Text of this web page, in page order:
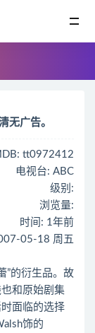
无广告。
tt0972412
电视台: ABC
级别:
浏览量:
时间: 1年前
05-18 周五
”的衍生品。故
和原始剧集
面临的选择
饰的